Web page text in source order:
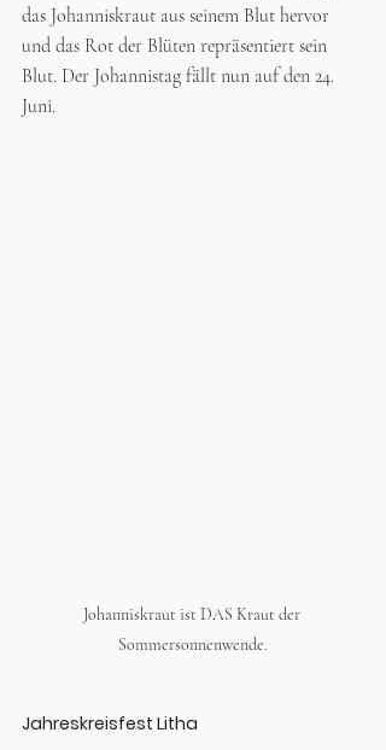
das Johanniskraut aus seinem Blut hervor
und das Rot der Blüten repräsentiert sein
Blut. Der Johannistag fällt nun auf den 24.
Juni.
Johanniskraut ist DAS Kraut der
Sommersonnenwende.
Jahreskreisfest Litha